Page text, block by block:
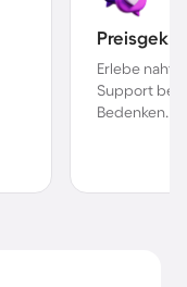
Erlebe
Support bei
Bedenken.